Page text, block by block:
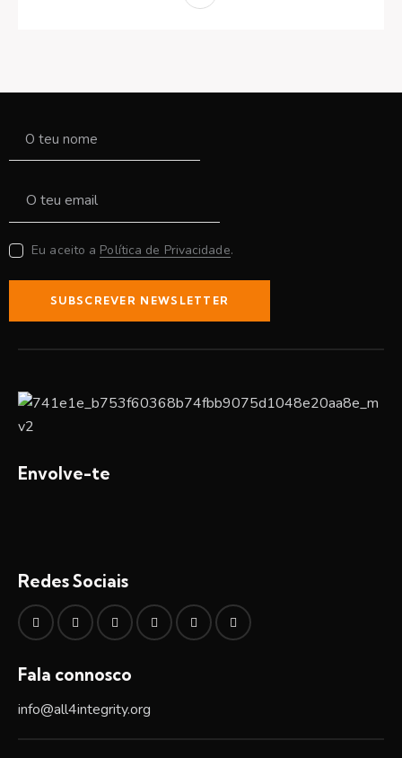
Eu aceito a Política de Privacidade.
SUBSCREVER NEWSLETTER
Envolve-te
Redes Sociais
Fala connosco
info@all4integrity.org